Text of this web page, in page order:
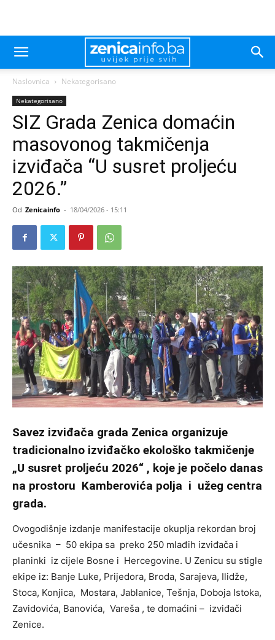
Naslovnica Nekategorisano
Nekategorisano
SIZ Grada Zenica domaćin
masovonog takmičenja
izviđača “U susret proljeću
2026.”
Od Zenicainfo - 18/04/2026 - 15:11
Savez izviđača grada Zenica organizuje
tradicionalno izviđačko ekološko takmičenje
„U susret proljeću 2026“ , koje je počelo danas
na prostoru Kamberovića polja i užeg centra
grada.
Ovogodišnje izdanje manifestacije okuplja rekordan broj
učesnika – 50 ekipa sa preko 250 mlađih izviđača i
planinki iz cijele Bosne i Hercegovine. U Zenicu su stigle
ekipe iz: Banje Luke, Prijedora, Broda, Sarajeva, Ilidže,
Stoca, Konjica, Mostara, Jablanice, Tešnja, Doboja Istoka,
Zavidovića, Banovića, Vareša , te domaćini – izviđači
Zenice.